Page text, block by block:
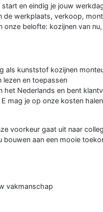
en eindig je jouw
de werkplaats, verkoop,
onze belofte: kozijnen van
als kunststof kozijnen
lezen en toepassen
het Nederlands en bent
mag je op onze kosten
voorkeur gaat uit naar
bouwen aan een mooie
vakmanschap